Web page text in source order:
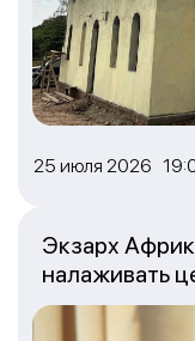
25 июля 2026
Экзарх
налаживать